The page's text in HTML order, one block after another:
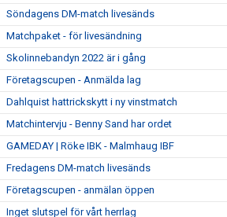
Söndagens DM-match livesänds
Matchpaket - för livesändning
Skolinnebandyn 2022 är i gång
Företagscupen - Anmälda lag
Dahlquist hattrickskytt i ny vinstmatch
Matchintervju - Benny Sand har ordet
GAMEDAY | Röke IBK - Malmhaug IBF
Fredagens DM-match livesänds
Företagscupen - anmälan öppen
Inget slutspel för vårt herrlag